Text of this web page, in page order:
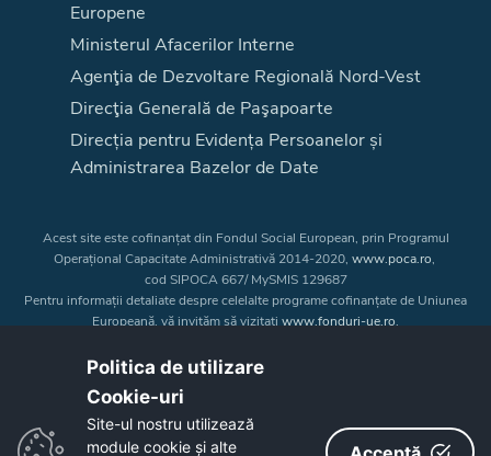
Europene
Ministerul Afacerilor Interne
Agenţia de Dezvoltare Regională Nord-Vest
Direcţia Generală de Paşapoarte
Direcția pentru Evidența Persoanelor și
Administrarea Bazelor de Date
Acest site este cofinanțat din Fondul Social European, prin Programul
Operațional Capacitate Administrativă 2014-2020, www.poca.ro,
cod SIPOCA 667/ MySMIS 129687
Pentru informații detaliate despre celelalte programe cofinanțate de Uniunea
Europeană, vă invităm să vizitați www.fonduri-ue.ro.
a Uniunii Europene. Întreaga responsabilitate asupra
Politica de utilizare
Cookie-uri‎
Site-ul nostru utilizează
module cookie și alte